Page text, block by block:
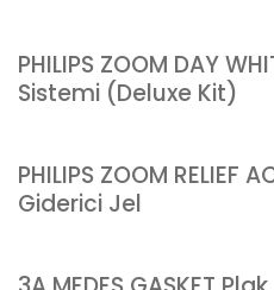
PHILIPS ZOOM DAY
Sistemi (Deluxe Kit)
PHILIPS ZOOM RELIEF
Giderici Jel